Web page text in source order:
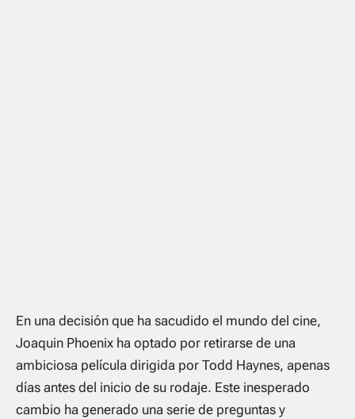
En una decisión que ha sacudido el mundo del cine,
Joaquin Phoenix ha optado por retirarse de una
ambiciosa película dirigida por Todd Haynes, apenas
días antes del inicio de su rodaje. Este inesperado
cambio ha generado una serie de preguntas y